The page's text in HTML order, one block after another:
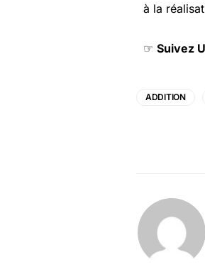
à la
☞ Suivez
ADDITION